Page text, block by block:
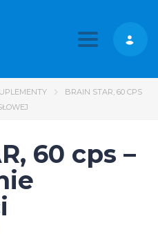
Toggle
BRAIN STAR, 60 CPS
60 cps –